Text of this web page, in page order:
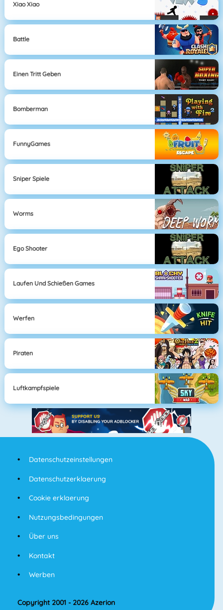
Xiao Xiao
Battle
Einen Tritt Geben
Bomberman
FunnyGames
Sniper Spiele
Worms
Ego Shooter
Laufen Und Schießen Games
Werfen
Piraten
Luftkampfspiele
Datenschutzeinstellungen
Datenschutzerklaerung
Cookie erklaerung
Nutzungsbedingungen
Über uns
Kontakt
Werben
Copyright 2001 - 2026 Azerion